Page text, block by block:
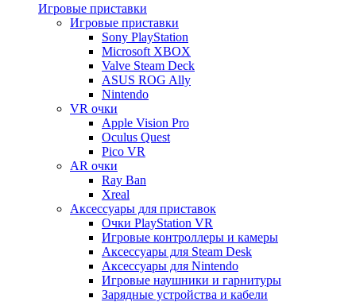
Игровые приставки
Игровые приставки
Sony PlayStation
Microsoft XBOX
Valve Steam Deck
ASUS ROG Ally
Nintendo
VR очки
Apple Vision Pro
Oculus Quest
Pico VR
AR очки
Ray Ban
Xreal
Аксессуары для приставок
Очки PlayStation VR
Игровые контроллеры и камеры
Аксессуары для Steam Desk
Аксессуары для Nintendo
Игровые наушники и гарнитуры
Зарядные устройства и кабели